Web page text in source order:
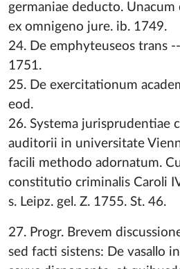
germaniae deducto.
ex omnigeno jure. ib. 1749.
24. De emphyteuseos trans
1751.
25. De exercitationum
eod.
26. Systema jurisprudentiae
auditorii in universitate
facili methodo adornatum.
constitutio criminalis Caroli
s. Leipz. gel. Z. 1755. St. 46.
27. Progr. Brevem
sed facti sistens: De vasallo